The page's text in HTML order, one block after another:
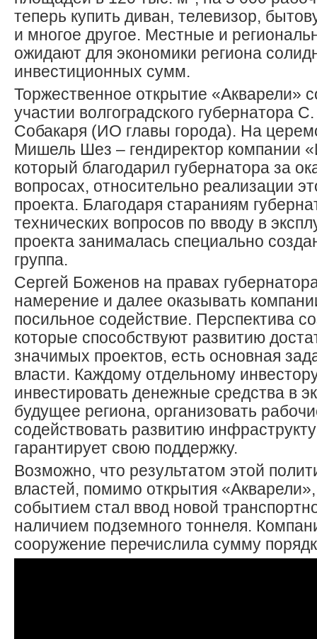
теперь купить диван, телевизор,
и многое другое. Местные и
ожидают для экономики региона
инвестиционных сумм.
Торжественное открытие «Акварели»
участии волгоградского губернатора
Собакаря (ИО главы города). На
Мишель Шез – гендиректор компании
который благодарил губернатора за
вопросах, относительно реализации
проекта. Благодаря стараниям
технических вопросов по вводу в
проекта занималась специально
группа.
Сергей Боженов на правах
намерение и далее оказывать
посильное содействие. Перспектива
которые способствуют развитию
значимых проектов, есть основная
власти. Каждому отдельному
инвестировать денежные средства в
будущее региона, организовать
содействовать развитию
гарантирует свою поддержку.
Возможно, что результатом этой
властей, помимо открытия
событием стал ввод новой
наличием подземного тоннеля.
сооружение перечислила сумму